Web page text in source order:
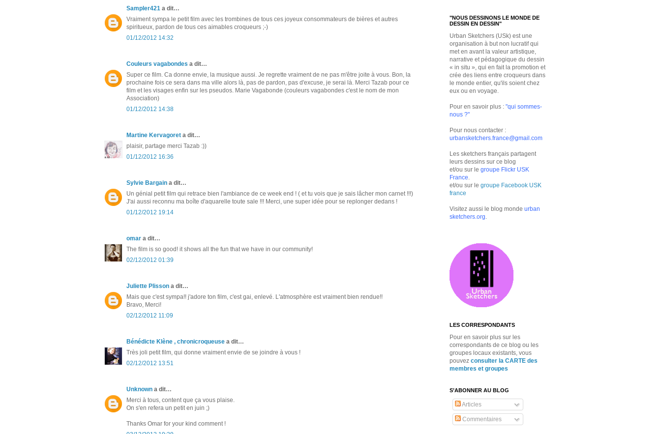
Sampler421 a dit…
Vraiment sympa le petit film avec les trombines de tous ces joyeux consommateurs de bières et autres
spiritueux, pardon de tous ces aimables croqueurs ;-)
01/12/2012 14:32
Couleurs vagabondes a dit…
Super ce film. Ca donne envie, la musique aussi. Je regrette vraiment de ne pas m'être joite à vous. Bon, la
prochaine fois ce sera dans ma ville alors là, pas de pardon, pas d'excuse, je serai là. Merci Tazab pour ce
film et les visages enfin sur les pseudos. Marie Vagabonde (couleurs vagabondes c'est le nom de mon
Association)
01/12/2012 14:38
Martine Kervagoret a dit…
plaisir, partage merci Tazab :))
01/12/2012 16:36
Sylvie Bargain a dit…
Un génial petit film qui retrace bien l'ambiance de ce week end ! ( et tu vois que je sais lâcher mon carnet !!!)
J'ai aussi reconnu ma boîte d'aquarelle toute sale !!! Merci, une super idée pour se replonger dedans !
01/12/2012 19:14
omar a dit…
The film is so good! it shows all the fun that we have in our community!
02/12/2012 01:39
Juliette Plisson a dit…
Mais que c'est sympa!! j'adore ton film, c'est gai, enlevé. L'atmosphère est vraiment bien rendue!!
Bravo, Merci!
02/12/2012 11:09
Bénédicte Klène , chronicroqueuse a dit…
Très joli petit film, qui donne vraiment envie de se joindre à vous !
02/12/2012 13:51
Unknown a dit…
Merci à tous, content que ça vous plaise.
On s'en refera un petit en juin ;)
Thanks Omar for your kind comment !
"NOUS DESSINONS LE MONDE DE
DESSIN EN DESSIN"
Urban Sketchers (USk) est une
organisation à but non lucratif qui
met en avant la valeur artistique,
narrative et pédagogique du dessin
« in situ », qui en fait la promotion et
crée des liens entre croqueurs dans
le monde entier, qu'ils soient chez
eux ou en voyage.
Pour en savoir plus : "qui sommes-
nous ?"
Pour nous contacter :
urbansketchers.france@gmail.com
Les sketchers français partagent
leurs dessins sur ce blog
et/ou sur le groupe Flickr USK
France
et/ou sur le groupe Facebook USK
france
Visitez aussi le blog monde urban
sketchers.org
LES CORRESPONDANTS
Pour en savoir plus sur les
correspondants de ce blog ou les
groupes locaux existants, vous
pouvez consulter la CARTE des
membres et groupes
S’ABONNER AU BLOG
Articles
Commentaires